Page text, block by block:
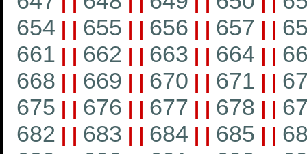
654 | | 655 | | 656 | | 657 | |
661 | | 662 | | 663 | | 664 | |
668 | | 669 | | 670 | | 671 | |
675 | | 676 | | 677 | | 678 | |
682 | | 683 | | 684 | | 685 | |